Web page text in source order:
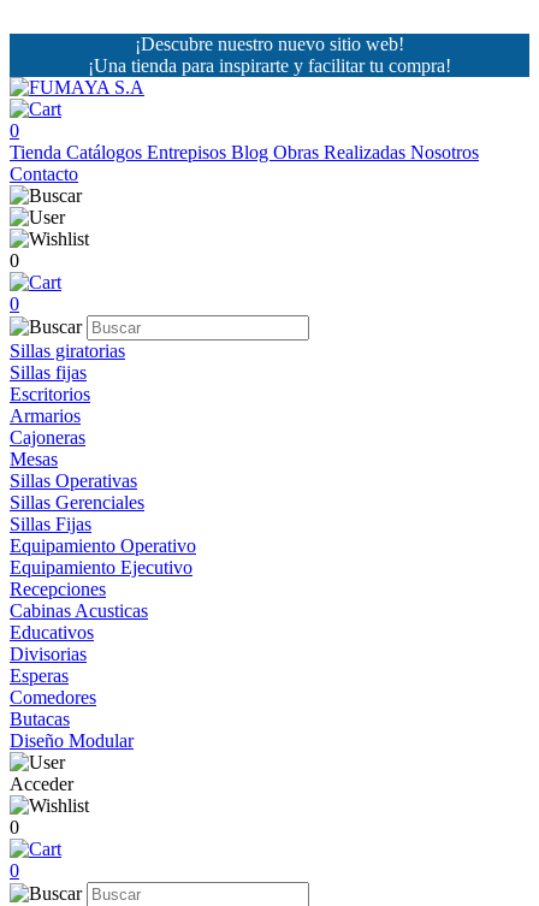
¡Descubre nuestro nuevo sitio web!
¡Una tienda para inspirarte y facilitar tu compra!
0
Tienda Catálogos Entrepisos Blog Obras Realizadas Nosotros
Contacto
0
0
Sillas giratorias
Sillas fijas
Escritorios
Armarios
Cajoneras
Mesas
Sillas Operativas
Sillas Gerenciales
Sillas Fijas
Equipamiento Operativo
Equipamiento Ejecutivo
Recepciones
Cabinas Acusticas
Educativos
Divisorias
Esperas
Comedores
Butacas
Diseño Modular
Acceder
0
0